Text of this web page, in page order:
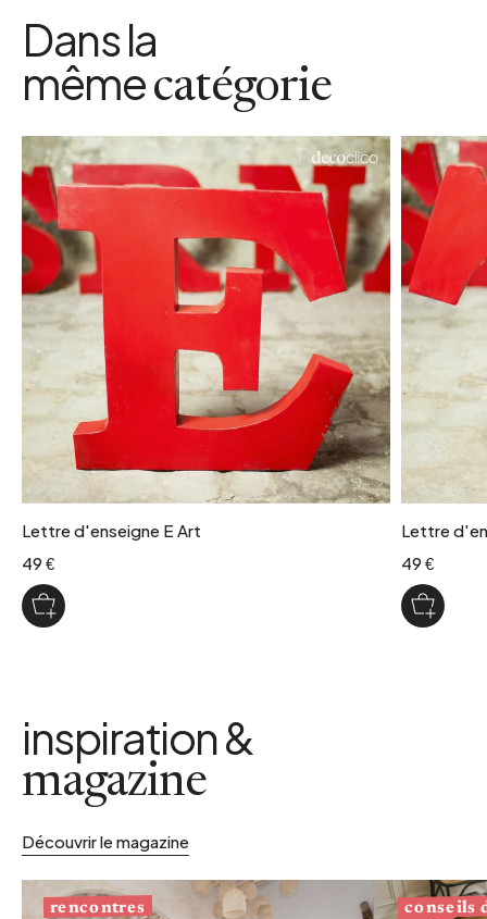
Dans la
mêmecatégorie
Lettre d'enseigne E Art
49 €
Lettre
49 €
inspiration &
magazine
Découvrir le magazine
rencontres conseils